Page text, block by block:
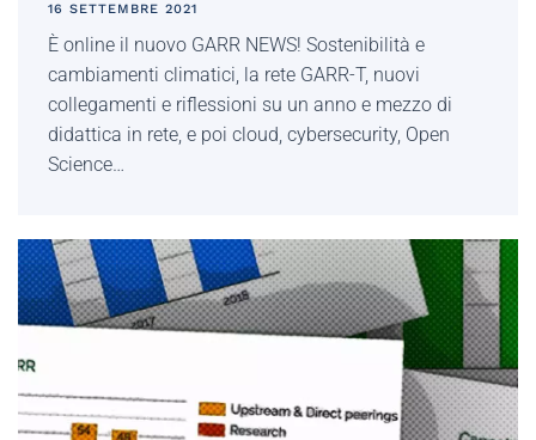
16 SETTEMBRE 2021
È online il nuovo GARR NEWS! Sostenibilità e
cambiamenti climatici, la rete GARR-T, nuovi
collegamenti e riflessioni su un anno e mezzo di
didattica in rete, e poi cloud, cybersecurity, Open
Science…